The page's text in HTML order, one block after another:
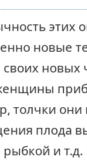
этих
новые
новых
толчки они
плода
и